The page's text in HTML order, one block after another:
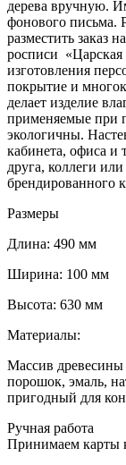
дерева вручную.
фонового письма.
разместить заказ
росписи
изготовления
покрытие и
делает изделие
применяемые при
экологичны.
кабинета, офиса и
друга, коллеги
брендированного
Размеры
Длина: 490 мм
Ширина: 100 мм
Высота: 630 мм
Материалы:
Массив
порошок, эмаль,
пригодный для
Ручная работа
Принимаем карты